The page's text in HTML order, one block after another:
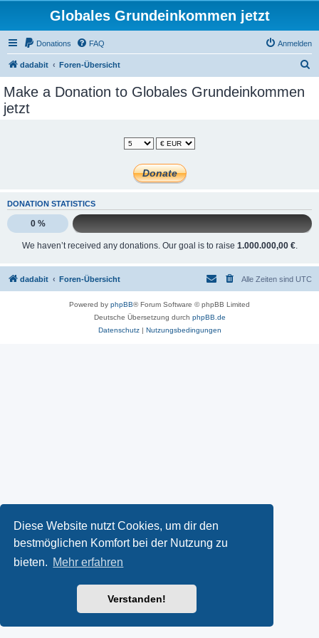
Diese Website nutzt Cookies, um dir den
bestmöglichen Komfort bei der Nutzung zu
bieten. Mehr erfahren
Verstanden!
Globales Grundeinkommen jetzt
Donations FAQ Anmelden
dadabit Foren-Übersicht
Make a Donation to Globales Grundeinkommen
jetzt
DONATION STATISTICS
0 %
We haven’t received any donations. Our goal is to raise 1.000.000,00 €.
dadabit Foren-Übersicht Alle Zeiten sind UTC
Powered by phpBB® Forum Software © phpBB Limited
Deutsche Übersetzung durch phpBB.de
Datenschutz| Nutzungsbedingungen